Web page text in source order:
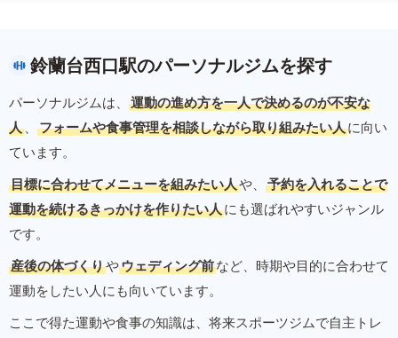
鈴蘭台西口駅のパーソナルジムを探す
パーソナルジムは、
運動の進め方を一人で決めるのが不安な
人 、 フォームや食事管理を相談しながら取り組みたい人に向い
ています。
目標に合わせてメニューを組みたい人や、
予約を入れることで
運動を続けるきっかけを作りたい人にも選ばれやすいジャンル
です。
産後の体づくりやウェディング前など、時期や目的に合わせて
運動をしたい人にも向いています。
ここで得た運動や食事の知識は、将来スポーツジムで自主トレ